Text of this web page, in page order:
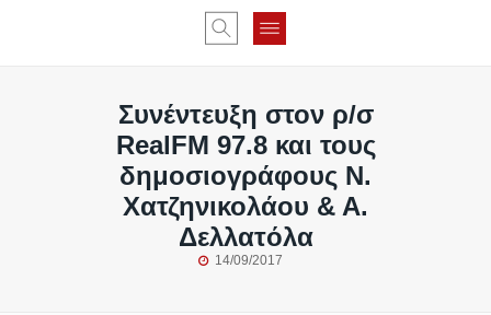
Συνέντευξη στον ρ/σ
RealFM 97.8 και τους
δημοσιογράφους Ν.
Χατζηνικολάου & Α.
Δελλατόλα
14/09/2017